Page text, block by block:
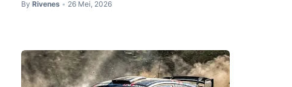
By Rivenes • 26 Mei, 2026